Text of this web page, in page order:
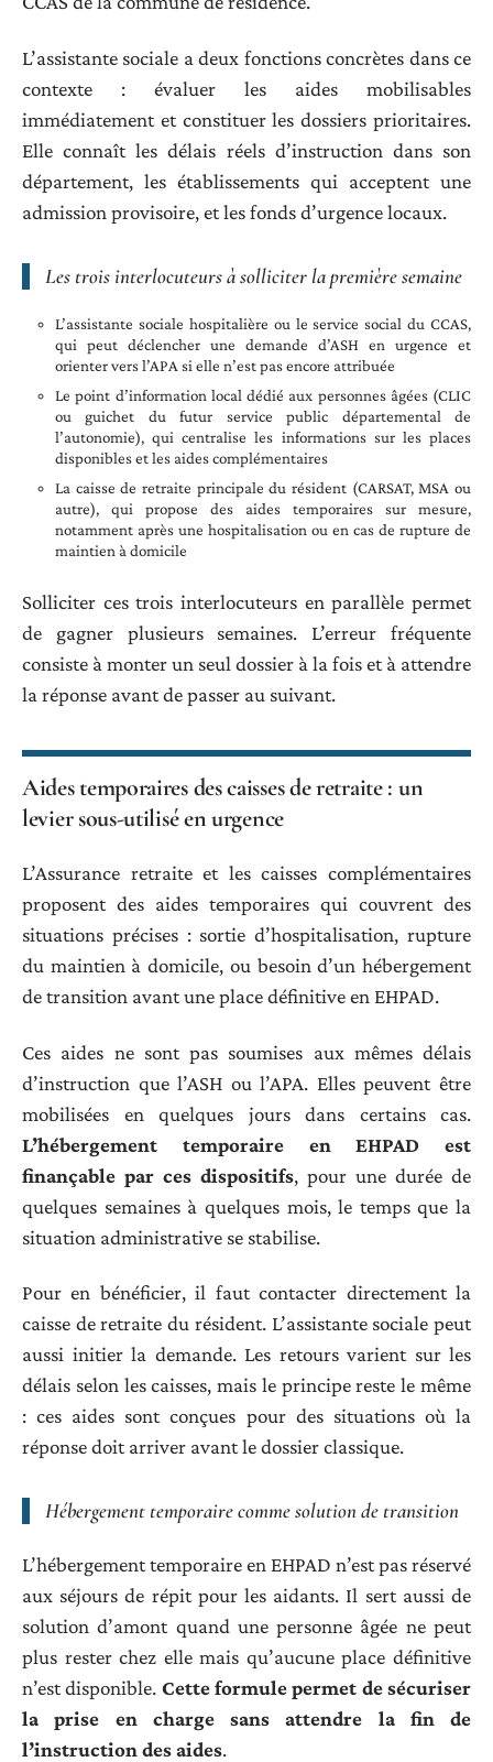
L’assistante sociale a deux fonctions concrètes dans ce
contexte : évaluer les aides mobilisables
immédiatement et constituer les dossiers prioritaires.
Elle connaît les délais réels d’instruction dans son
département, les établissements qui acceptent une
admission provisoire, et les fonds d’urgence locaux.
Les trois interlocuteurs à solliciter la première semaine
L’assistante sociale hospitalière ou le service social du CCAS,
qui peut déclencher une demande d’ASH en urgence et
orienter vers l’APA si elle n’est pas encore attribuée
Le point d’information local dédié aux personnes âgées (CLIC
ou guichet du futur service public départemental de
l’autonomie), qui centralise les informations sur les places
disponibles et les aides complémentaires
La caisse de retraite principale du résident (CARSAT, MSA ou
autre), qui propose des aides temporaires sur mesure,
notamment après une hospitalisation ou en cas de rupture de
maintien à domicile
Solliciter ces trois interlocuteurs en parallèle permet
de gagner plusieurs semaines. L’erreur fréquente
consiste à monter un seul dossier à la fois et à attendre
la réponse avant de passer au suivant.
Aides temporaires des caisses de retraite : un
levier sous-utilisé en urgence
L’Assurance retraite et les caisses complémentaires
proposent des aides temporaires qui couvrent des
situations précises : sortie d’hospitalisation, rupture
du maintien à domicile, ou besoin d’un hébergement
de transition avant une place définitive en EHPAD.
Ces aides ne sont pas soumises aux mêmes délais
d’instruction que l’ASH ou l’APA. Elles peuvent être
mobilisées en quelques jours dans certains cas.
L’hébergement temporaire en EHPAD est
finançable par ces dispositifs, pour une durée de
quelques semaines à quelques mois, le temps que la
situation administrative se stabilise.
Pour en bénéficier, il faut contacter directement la
caisse de retraite du résident. L’assistante sociale peut
aussi initier la demande. Les retours varient sur les
délais selon les caisses, mais le principe reste le même
: ces aides sont conçues pour des situations où la
réponse doit arriver avant le dossier classique.
Hébergement temporaire comme solution de transition
L’hébergement temporaire en EHPAD n’est pas réservé
aux séjours de répit pour les aidants. Il sert aussi de
solution d’amont quand une personne âgée ne peut
plus rester chez elle mais qu’aucune place définitive
n’est disponible. Cette formule permet de sécuriser
la prise en charge sans attendre la fin de
l’instruction des aides.